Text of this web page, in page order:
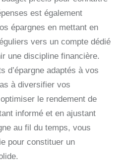
est également
épargnes en mettant en
vers un compte dédié
une discipline financière.
d’épargne adaptés à vos
à diversifier vos
le rendement de
informé et en ajustant
au fil du temps, vous
pour constituer un